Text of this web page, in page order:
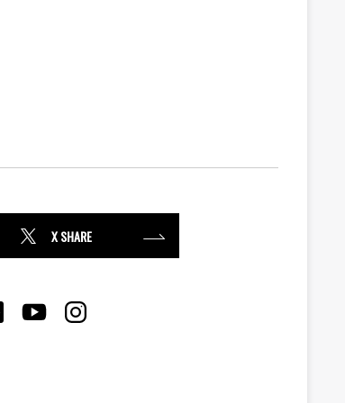
X SHARE